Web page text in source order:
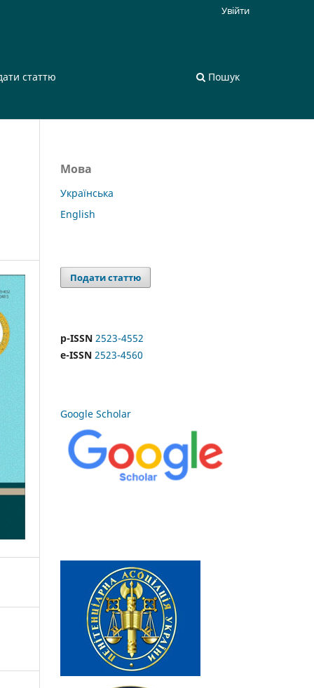
статтю Пошук
Увійти
Мова
Українська
English
Подати статтю
p-ISSN 2523-4552
e-ISSN 2523-4560
Google Scholar